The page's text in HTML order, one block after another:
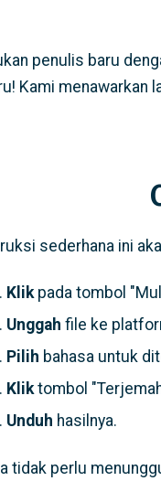
penulis baru
Kami menawarkan
sederhana ini
Klik pada tombol
Unggah file ke
Pilih bahasa untuk
Klik tombol
Unduh hasilnya.
tidak perlu